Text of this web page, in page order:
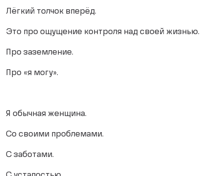
Лёгкий толчок вперёд.
Это про ощущение контроля над своей жизнью.
Про заземление.
Про «я могу».
Я обычная женщина.
Со своими проблемами.
С заботами.